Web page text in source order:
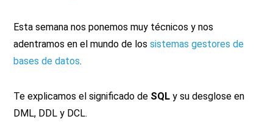
Esta semana nos ponemos muy técnicos y nos
adentramos en el mundo de lossistemas gestores de
bases de datos.
Te explicamos el significado de SQL y su desglose en
DML, DDL y DCL.